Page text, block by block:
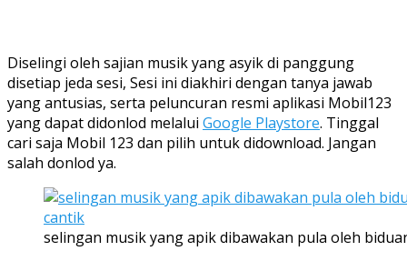
Diselingi oleh sajian musik yang asyik di panggung
disetiap jeda sesi, Sesi ini diakhiri dengan tanya jawab
yang antusias, serta peluncuran resmi aplikasi Mobil123
yang dapat didonlod melalui Google Playstore. Tinggal
cari saja Mobil 123 dan pilih untuk didownload. Jangan
salah donlod ya.
selingan musik yang apik dibawakan pula oleh